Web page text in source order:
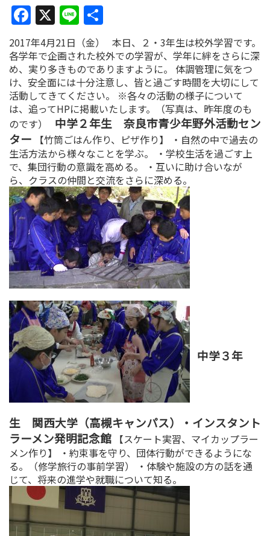
Facebook
X Line
有
2017年4月21日（金） 本日、２・3年生は校外学習です。
各学年で企画された校外での学習が、学年に絆をさらに深
め、実り多きものでありますように。 体調管理に気をつ
け、安全面には十分注意し、皆と過ごす時間を大切にして
活動してきてください。 ※各々の活動の様子について
は、追ってHPに掲載いたします。（写真は、昨年度のも
のです）
中学２年生 奈良市青少年野外活動セン
ター 【竹筒ごはん作り、ピザ作り】 ・自然の中で過去の
生活方法から様々なことを学ぶ。 ・学校生活を過ごす上
で、集団行動の意識を高める。 ・互いに助け合いなが
ら、クラスの仲間と交流をさらに深める。
中学３年
生 関西大学（高槻キャンパス）・インスタント
ラーメン発明記念館 【スケート実習、マイカップラー
メン作り】 ・約束事を守り、団体行動ができるようにな
る。（修学旅行の事前学習） ・体験や施設の方の話を通
じて、将来の進学や就職について知る。